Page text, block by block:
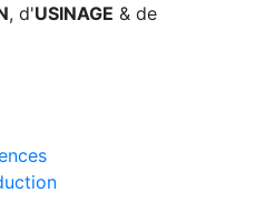
, d'USINAGE & de